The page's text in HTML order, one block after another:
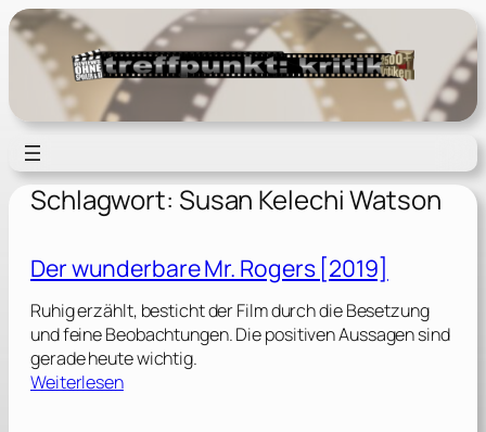
Zum
Inhalt
springen
Schlagwort: Susan Kelechi Watson
Der wunderbare Mr. Rogers [2019]
Ruhig erzählt, besticht der Film durch die Besetzung
und feine Beobachtungen. Die positiven Aussagen sind
gerade heute wichtig.
Weiterlesen: